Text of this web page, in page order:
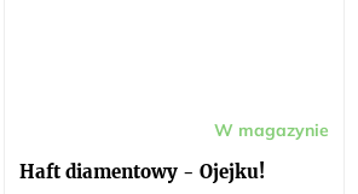
Haft diamentowy - Ojejku!
W magazynie